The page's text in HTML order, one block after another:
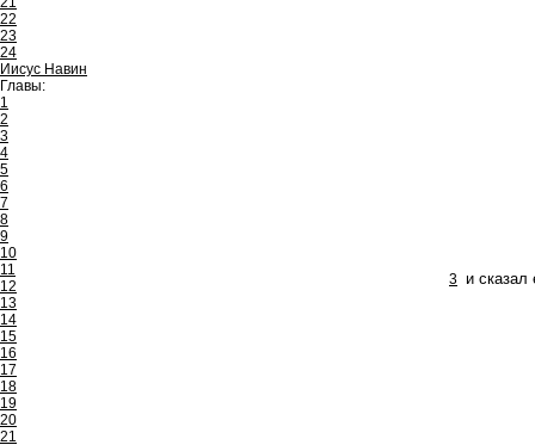
22
23
24
Иисус Навин
Главы:
1
2
3
4
5
6
7
8
9
10
11
12
13
14
15
16
17
18
19
20
21
3 и сказал